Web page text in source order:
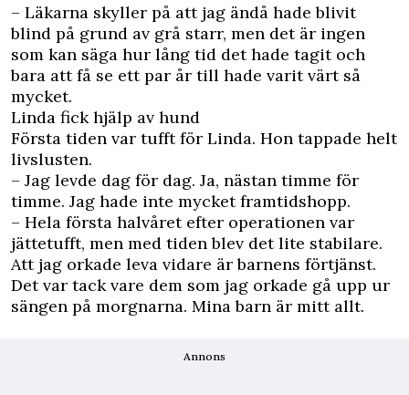
– Läkarna skyller på att jag ändå hade blivit
blind på grund av grå starr, men det är ingen
som kan säga hur lång tid det hade tagit och
bara att få se ett par år till hade varit värt så
mycket.
Linda fick hjälp av hund
Första tiden var tufft för Linda. Hon tappade helt
livslusten.
– Jag levde dag för dag. Ja, nästan timme för
timme. Jag hade inte mycket framtidshopp.
– Hela första halvåret efter operationen var
jättetufft, men med tiden blev det lite stabilare.
Att jag orkade leva vidare är barnens förtjänst.
Det var tack vare dem som jag orkade gå upp ur
sängen på morgnarna. Mina barn är mitt allt.
Annons